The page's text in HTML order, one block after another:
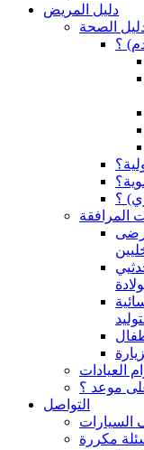
دليل المريض
الصحة
؟
؟
المرافقة
العيادات
موعد ؟
التواصل
مكررة